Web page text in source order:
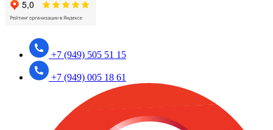
+7 (949) 505 51 15
+7 (949) 005 18 61